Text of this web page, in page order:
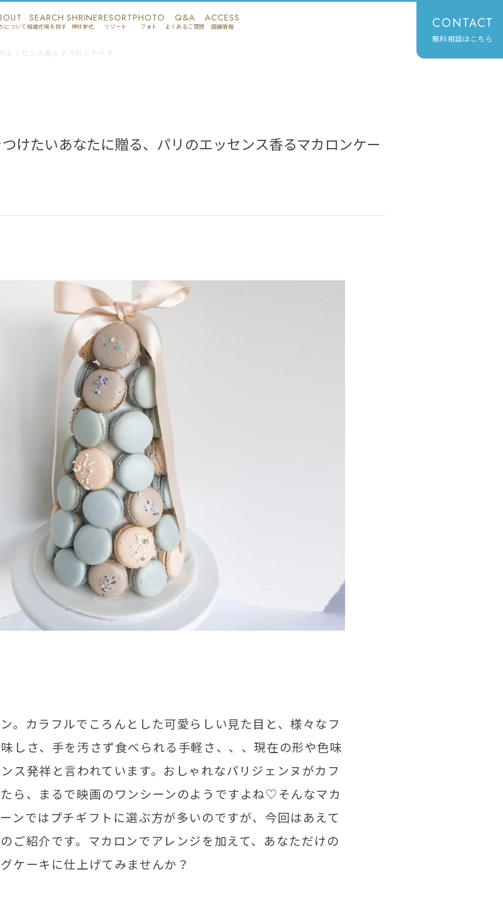
について
SEARCH
結婚式場を探す
SHRINE
神社挙式
RESORT
リゾート
PHOTO
フォト
Q&A
よくあるご質問
ACCESS
店舗情報 CONTACT
無料相談はこちら
エッセンス香るマカロンケーキ
けたいあなたに贈る、パリのエッセンス香るマカロンケー
。カラフルでころんとした可愛らしい見た目と、様々なフ
しさ、手を汚さず食べられる手軽さ、、、現在の形や色味
ス発祥と言われています。おしゃれなパリジェンヌがカフ
ら、まるで映画のワンシーンのようですよね♡そんなマカ
ンではプチギフトに選ぶ方が多いのですが、今回はあえて
ご紹介です。マカロンでアレンジを加えて、あなただけの
ケーキに仕上げてみませんか？